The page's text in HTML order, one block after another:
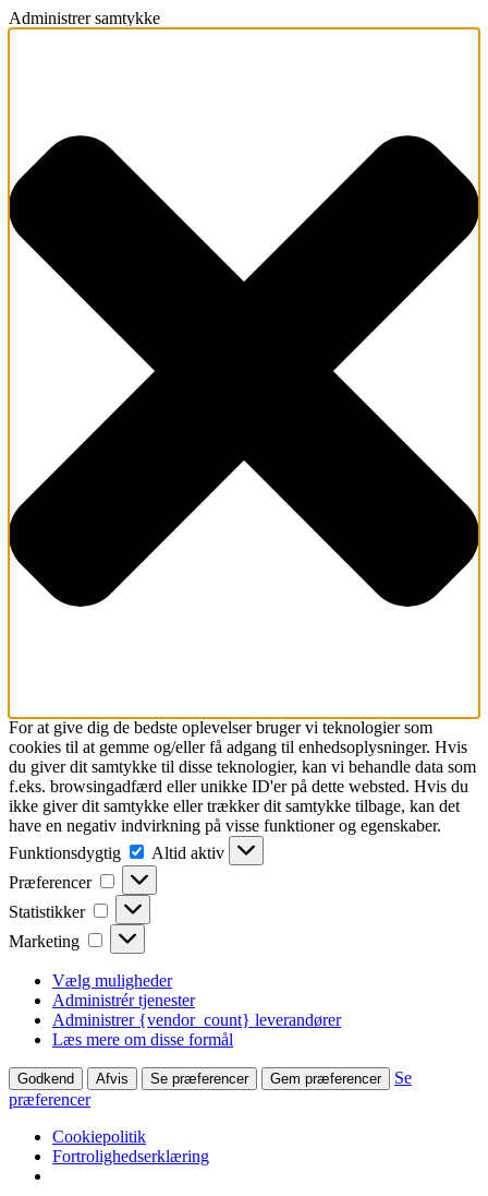
Administrer samtykke
For at give dig de bedste oplevelser bruger vi teknologier som
cookies til at gemme og/eller få adgang til enhedsoplysninger. Hvis
du giver dit samtykke til disse teknologier, kan vi behandle data som
f.eks. browsingadfærd eller unikke ID'er på dette websted. Hvis du
ikke giver dit samtykke eller trækker dit samtykke tilbage, kan det
have en negativ indvirkning på visse funktioner og egenskaber.
Funktionsdygtig
Funktionsdygtig
Altid aktiv
Præferencer
Præferencer
Statistikker Statistikker
Marketing Marketing
Vælg muligheder
Administrér tjenester
Administrer {vendor_count} leverandører
Læs mere om disse formål
Godkend Afvis Se præferencer Gem præferencer
Se
præferencer
Cookiepolitik
Fortrolighedserklæring